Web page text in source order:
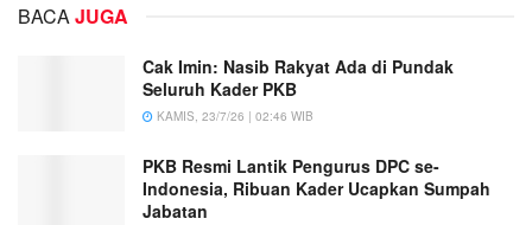
BACAJUGA
Cak Imin: Nasib Rakyat Ada di Pundak
Seluruh Kader PKB
KAMIS, 23/7/26 | 02:46 WIB
PKB Resmi Lantik Pengurus DPC se-
Indonesia, Ribuan Kader Ucapkan Sumpah
Jabatan